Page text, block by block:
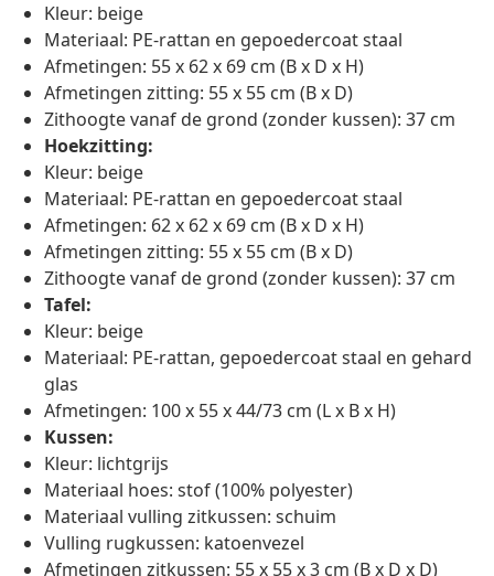
Kleur: beige
Materiaal: PE-rattan en gepoedercoat staal
Afmetingen: 55 x 62 x 69 cm (B x D x H)
Afmetingen zitting: 55 x 55 cm (B x D)
Zithoogte vanaf de grond (zonder kussen): 37 cm
Hoekzitting:
Kleur: beige
Materiaal: PE-rattan en gepoedercoat staal
Afmetingen: 62 x 62 x 69 cm (B x D x H)
Afmetingen zitting: 55 x 55 cm (B x D)
Zithoogte vanaf de grond (zonder kussen): 37 cm
Tafel:
Kleur: beige
Materiaal: PE-rattan, gepoedercoat staal en gehard
glas
Afmetingen: 100 x 55 x 44/73 cm (L x B x H)
Kussen:
Kleur: lichtgrijs
Materiaal hoes: stof (100% polyester)
Materiaal vulling zitkussen: schuim
Vulling rugkussen: katoenvezel
Afmetingen zitkussen: 55 x 55 x 3 cm (B x D x D)